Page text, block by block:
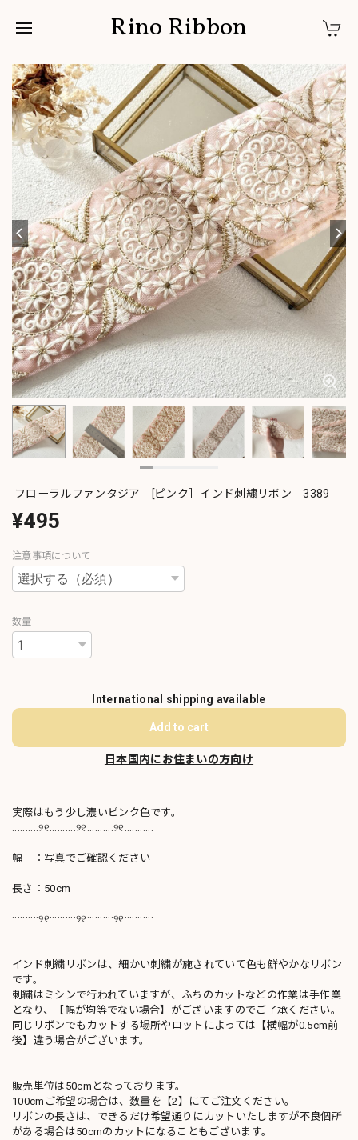
Rino Ribbon
フローラルファンタジア [ピンク］インド刺繍リボン 3389
¥495
注意事項について
数量
International shipping available
Add to cart
日本国内にお住まいの方向け
実際はもう少し濃いピンク色です。
::::::::::୨୧::::::::::୨୧::::::::::୨୧:::::::::::
幅 ：写真でご確認ください
長さ：50cm
::::::::::୨୧::::::::::୨୧::::::::::୨୧:::::::::::
インド刺繍リボンは、細かい刺繍が施されていて色も鮮やかなリボン
です。
刺繍はミシンで行われていますが、ふちのカットなどの作業は手作業
となり、【幅が均等でない場合】がございますのでご了承ください。
同じリボンでもカットする場所やロットによっては【横幅が0.5cm前
後】違う場合がございます。
販売単位は50cmとなっております。
100cmご希望の場合は、数量を【2】にてご注文ください。
リボンの長さは、できるだけ希望通りにカットいたしますが不良個所
がある場合は50cmのカットになることもございます。